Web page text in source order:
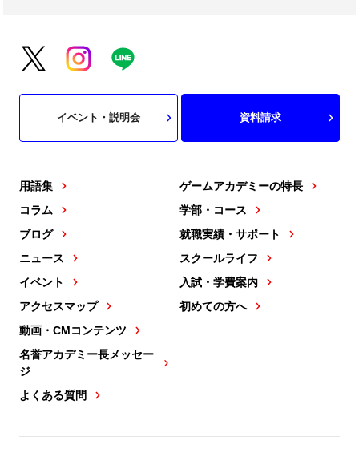
用語集
コラム
ブログ
ニュース
イベント
アクセスマップ
動画・CMコンテンツ
名誉アカデミー長メッセー
ジ
よくある質問
ゲームアカデミーの特長
学部・コース
就職実績・サポート
スクールライフ
入試・学費案内
初めての方へ
イベント・説明会 資料請求